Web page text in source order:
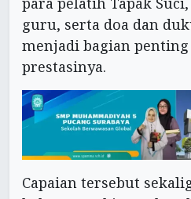
guru, serta doa dan
menjadi bagian
prestasinya.
Capaian tersebut